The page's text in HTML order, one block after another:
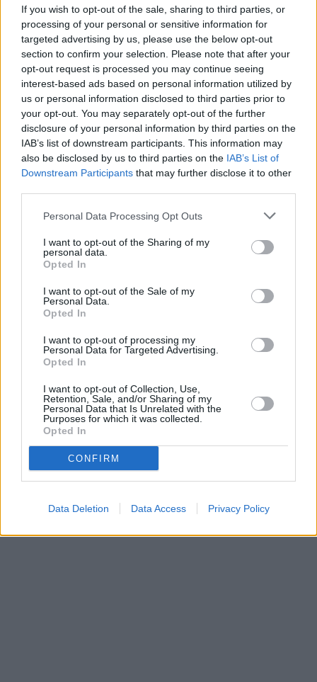
If you wish to opt-out of the sale, sharing to third parties, or
processing of your personal or sensitive information for
targeted advertising by us, please use the below opt-out
section to confirm your selection. Please note that after your
opt-out request is processed you may continue seeing
interest-based ads based on personal information utilized by
us or personal information disclosed to third parties prior to
your opt-out. You may separately opt-out of the further
disclosure of your personal information by third parties on the
IAB’s list of downstream participants. This information may
also be disclosed by us to third parties on the IAB’s List of
Downstream Participants that may further disclose it to other
Personal Data Processing Opt Outs
I want to opt-out of the Sharing of my
personal data.
Opted In
I want to opt-out of the Sale of my
Personal Data.
Opted In
I want to opt-out of processing my
Personal Data for Targeted Advertising.
Opted In
I want to opt-out of Collection, Use,
Retention, Sale, and/or Sharing of my
Personal Data that Is Unrelated with the
Purposes for which it was collected.
Opted In
CONFIRM
Data Deletion Data Access Privacy Policy
Reklama
Pracovní nabídky
Údržbář výrobních linek • mzda 40 000Kč • stravování i
zdarma (Ref. č.: Fau - údr) (Nýřany)
06.08.2026 -Měřící technik - elektro (Okres Prachatice)
06.08.2026 -Hledáme montážní skupiny I jednotlivce pro montáž
výzdoby (Slovenská republika, Maďarsko)
05.08.2026 -Zámečník / Mechanik (Praha - východ)
05.08.2026 -Manažer/ka pro mezinárodní spolupráci (Suchdol, Praha)
... další nabídky zaměstnání
vysílacím týdnu
naladění na Skylinku
Parabola.cz- web o satelitní, terestrické a kabelové televizi, ©
O webu parabola.cz•O souborech cookies•Inzerce
Kontakt
Dovolená u moře •Bazény